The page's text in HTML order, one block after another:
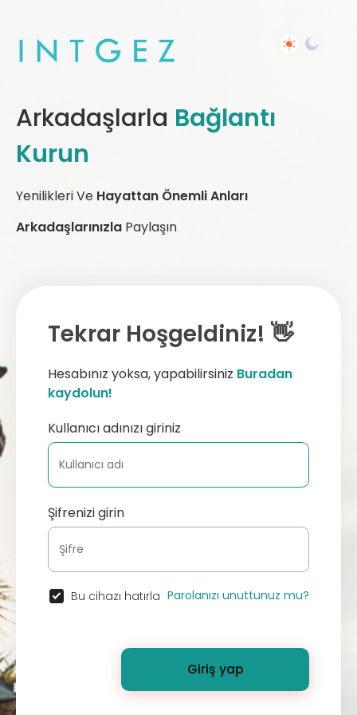
Arkadaşlarla Bağlantı
Kurun
Yenilikleri Ve Hayattan Önemli Anları
Arkadaşlarınızla Paylaşın
Tekrar Hoşgeldiniz! 👋
Hesabınız yoksa, yapabilirsiniz Buradan
kaydolun!
Kullanıcı adınızı giriniz
Şifrenizi girin
Bu cihazı hatırla Parolanızı unuttunuz mu?
Giriş yap